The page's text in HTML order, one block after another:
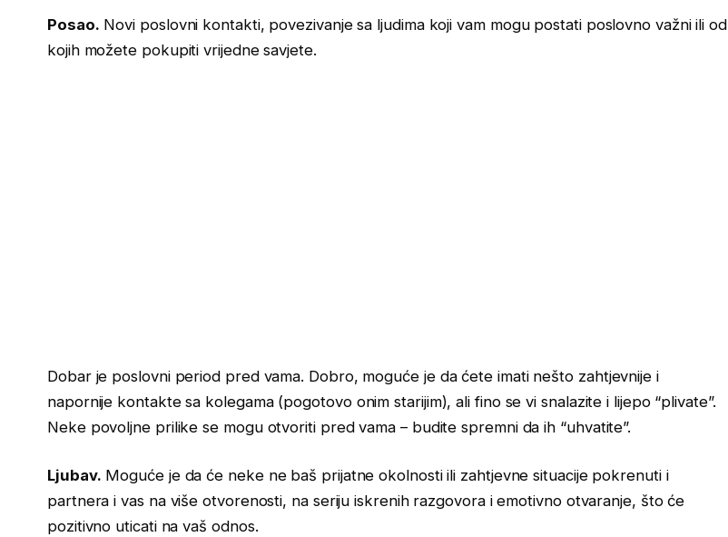
Posao. Novi poslovni kontakti, povezivanje sa ljudima koji vam mogu postati poslovno važni ili od
kojih možete pokupiti vrijedne savjete.
Dobar je poslovni period pred vama. Dobro, moguće je da ćete imati nešto zahtjevnije i
napornije kontakte sa kolegama (pogotovo onim starijim), ali fino se vi snalazite i lijepo “plivate”.
Neke povoljne prilike se mogu otvoriti pred vama – budite spremni da ih “uhvatite”.
Ljubav. Moguće je da će neke ne baš prijatne okolnosti ili zahtjevne situacije pokrenuti i
partnera i vas na više otvorenosti, na seriju iskrenih razgovora i emotivno otvaranje, što će
pozitivno uticati na vaš odnos.